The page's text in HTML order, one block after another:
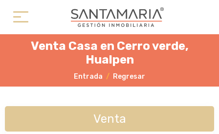
Venta Casa en Cerro verde,
Hualpen
Entrada Regresar
Venta